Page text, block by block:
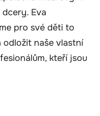
Eva
pro své děti to
odložit naše vlastní
kteří jsou